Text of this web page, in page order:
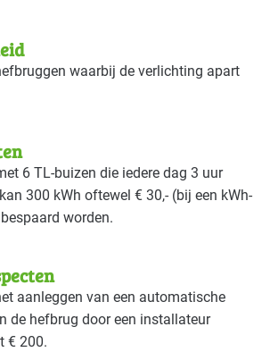
waarbij de verlichting apart
6 TL-buizen die iedere dag 3 uur
300 kWh oftewel € 30,‐ (bij een kWh-
worden.
aanleggen van een automatische
de hefbrug door een installateur
€ 200.